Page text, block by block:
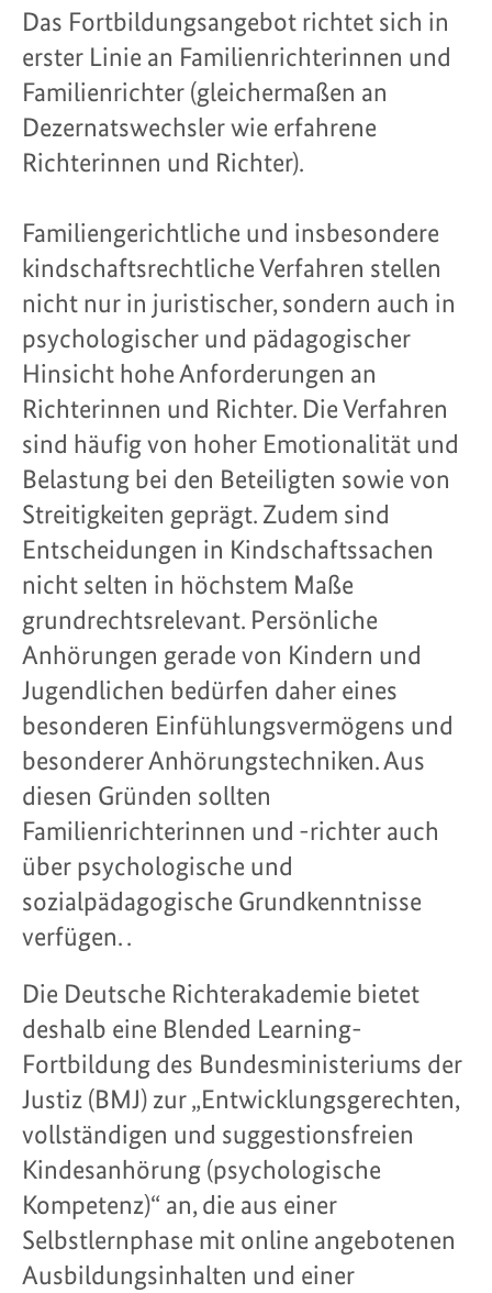
Das Fortbildungsangebot richtet sich in
erster Linie an Familienrichterinnen und
Familienrichter (gleichermaßen an
Dezernatswechsler wie erfahrene
Richterinnen und Richter).
Familiengerichtliche und insbesondere
kindschaftsrechtliche Verfahren stellen
nicht nur in juristischer, sondern auch in
psychologischer und pädagogischer
Hinsicht hohe Anforderungen an
Richterinnen und Richter. Die Verfahren
sind häufig von hoher Emotionalität und
Belastung bei den Beteiligten sowie von
Streitigkeiten geprägt. Zudem sind
Entscheidungen in Kindschaftssachen
nicht selten in höchstem Maße
grundrechtsrelevant. Persönliche
Anhörungen gerade von Kindern und
Jugendlichen bedürfen daher eines
besonderen Einfühlungsvermögens und
besonderer Anhörungstechniken. Aus
diesen Gründen sollten
Familienrichterinnen und -richter auch
über psychologische und
sozialpädagogische Grundkenntnisse
verfügen. .
Die Deutsche Richterakademie bietet
deshalb eine Blended Learning-
Fortbildung des Bundesministeriums der
Justiz (BMJ) zur „Entwicklungsgerechten,
vollständigen und suggestionsfreien
Kindesanhörung (psychologische
Kompetenz)“ an, die aus einer
Selbstlernphase mit online angebotenen
Ausbildungsinhalten und einer